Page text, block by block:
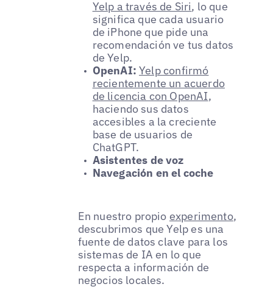
Yelp a través de Siri, lo que
significa que cada usuario
de iPhone que pide una
recomendación ve tus datos
de Yelp.
OpenAI: Yelp confirmó
recientemente un acuerdo
de licencia con OpenAI,
haciendo sus datos
accesibles a la creciente
base de usuarios de
ChatGPT.
Asistentes de voz
Navegación en el coche
En nuestro propio experimento,
descubrimos que Yelp es una
fuente de datos clave para los
sistemas de IA en lo que
respecta a información de
negocios locales.